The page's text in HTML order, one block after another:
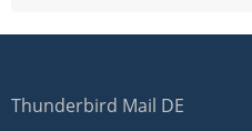
Thunderbird Mail DE